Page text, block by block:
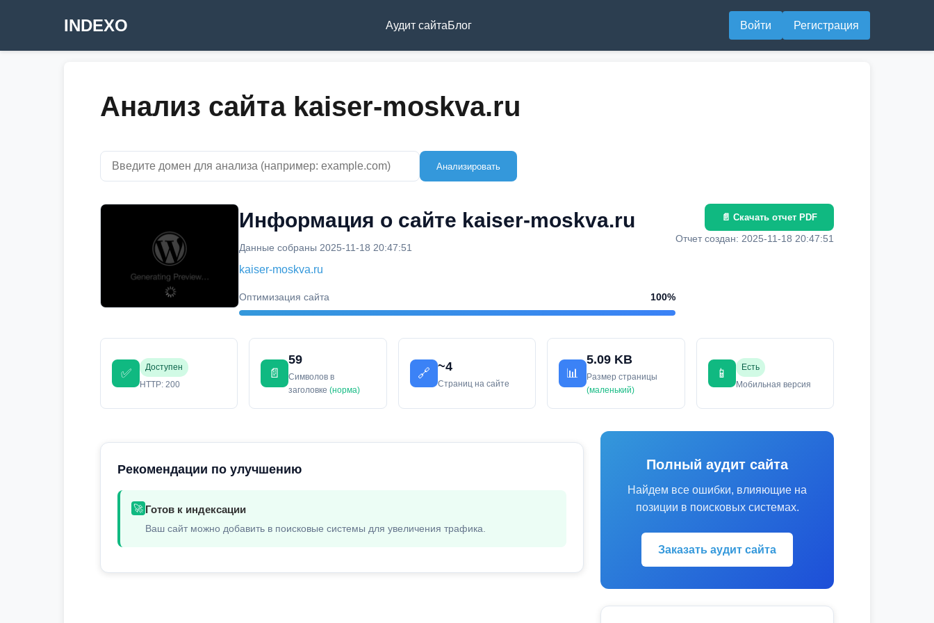
INDEXO Аудит сайтаБлог Войти Регистрация
Анализ сайта kaiser-moskva.ru
Анализировать
Информация о сайте kaiser-moskva.ru
Данные собраны 2025-11-18 20:47:51
kaiser-moskva.ru
Оптимизация сайта 100%
📄 Скачать отчет PDF
Отчет создан: 2025-11-18 20:47:51
✅
Доступен
HTTP: 200
📄
59
Символов в
заголовке(норма)
🔗
~4
Страниц на сайте
📊
5.09 KB
Размер страницы
(маленький)
📱
Есть
Мобильная версия
Рекомендации по улучшению
🚀 Готов к индексации
Ваш сайт можно добавить в поисковые системы для увеличения трафика.
Полный аудит сайта
Найдем все ошибки, влияющие на
позиции в поисковых системах.
Заказать аудит сайта